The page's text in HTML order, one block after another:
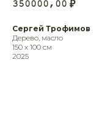
350000,00 ₽
Сергей Трофимов
Дерево, масло
150 х 100 см
2025